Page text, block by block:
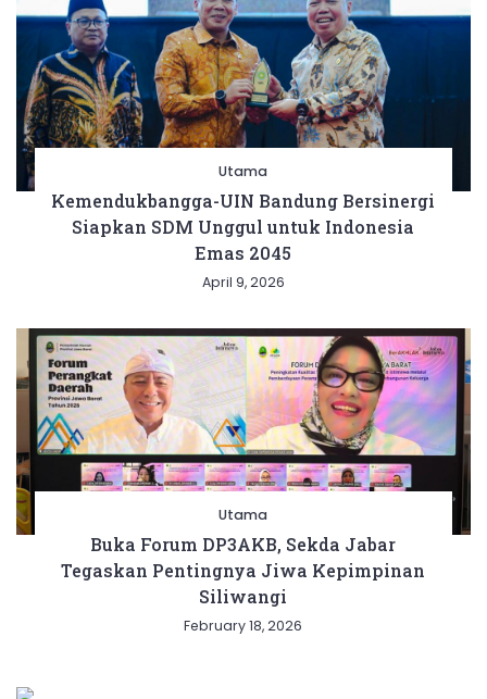
Utama
Kemendukbangga-UIN Bandung Bersinergi
Siapkan SDM Unggul untuk Indonesia
Emas 2045
April 9, 2026
Utama
Buka Forum DP3AKB, Sekda Jabar
Tegaskan Pentingnya Jiwa Kepimpinan
Siliwangi
February 18, 2026